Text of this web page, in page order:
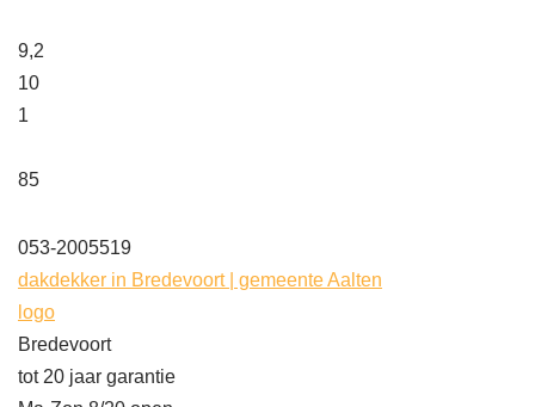
9,2
10
1
85
053-2005519
dakdekker in Bredevoort | gemeente Aalten
logo
Bredevoort
tot 20 jaar garantie